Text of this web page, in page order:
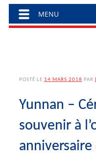
Menu
Aller au contenu
MENU
POSTÉ LE 14 MARS 2018 PAR
Yunnan –
souvenir à